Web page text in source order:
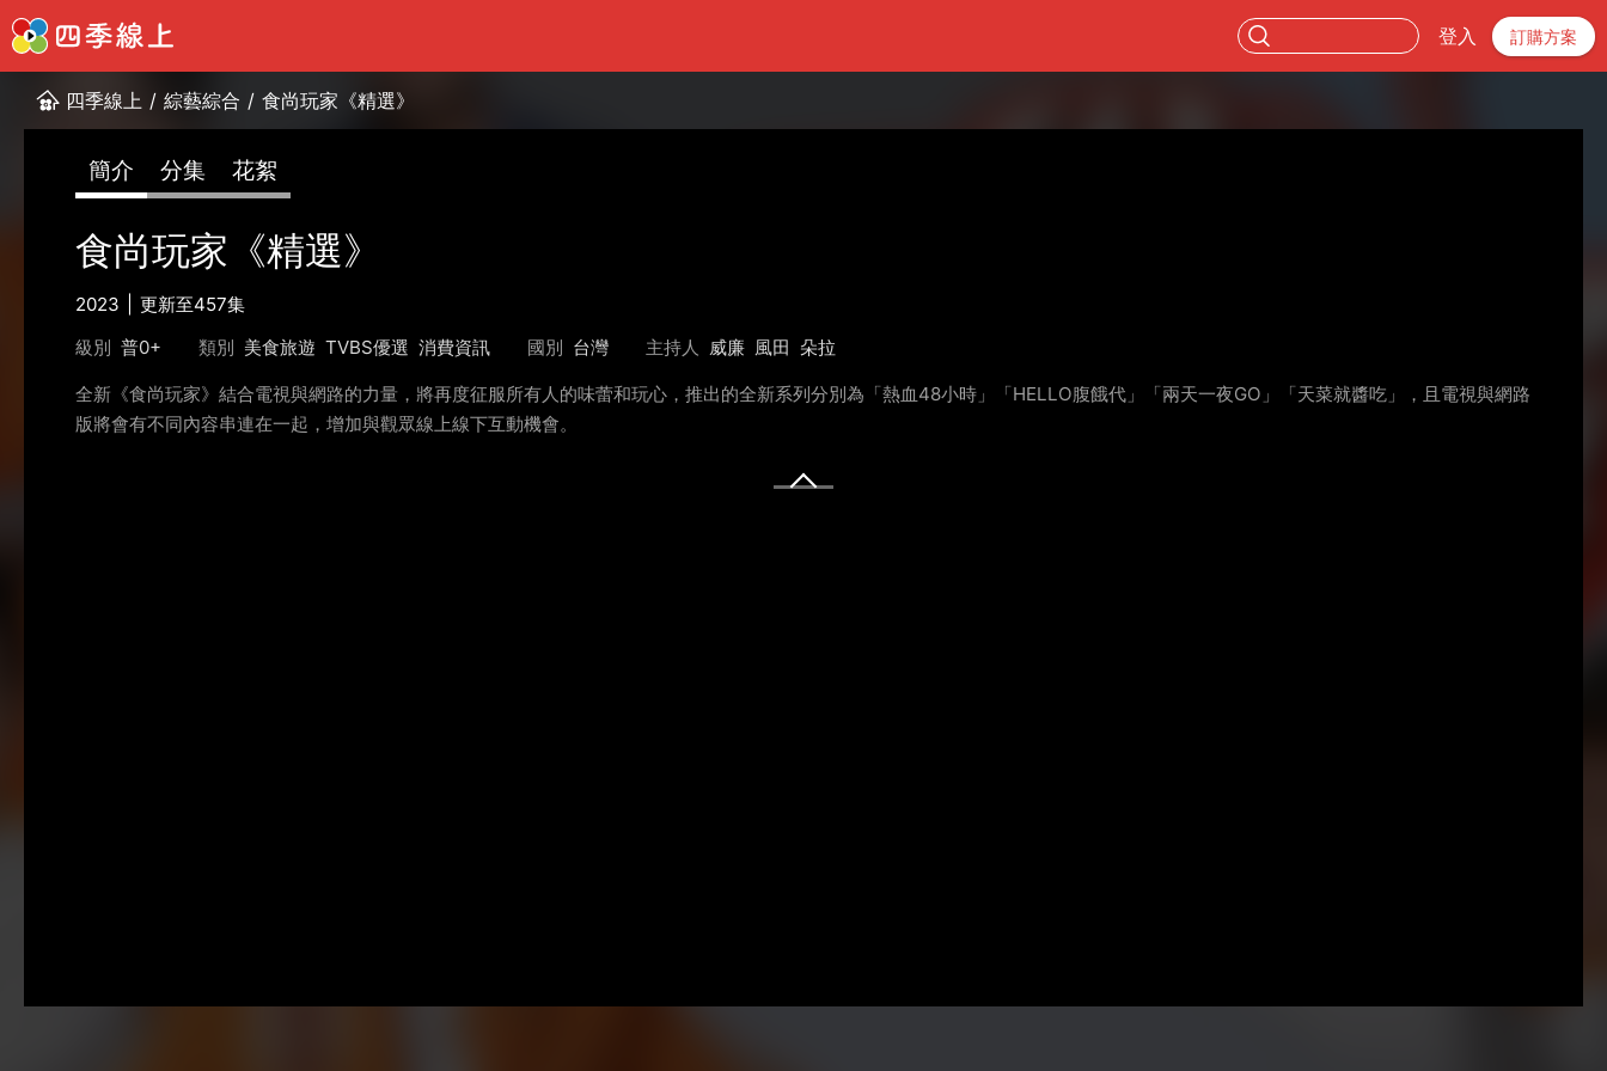
登入 訂購方案
四季線上 / 綜藝綜合 / 食尚玩家《精選》
簡介 分集 花絮
食尚玩家《精選》
2023
更新至457集
級別 普0+ 類別 美食旅遊 TVBS優選 消費資訊 國別 台灣 主持人 威廉 風田 朵拉
全新《食尚玩家》結合電視與網路的力量，將再度征服所有人的味蕾和玩心，推出的全新系列分別為「熱血48小時」「HELLO腹餓代」「兩天一夜GO」「天菜就醬吃」，且電視與網路
版將會有不同內容串連在一起，增加與觀眾線上線下互動機會。